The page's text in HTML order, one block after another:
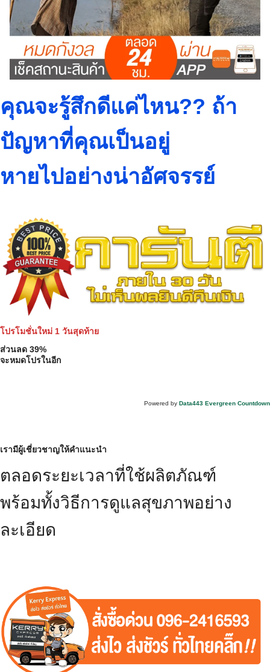
คุณจะรู้สึกดีแค่ไหน?? ถ้า
ปัญหาที่คุณเป็นอยู่
หายไปอย่างน่าอัศจรรย์
โปรโมชั่นใหม่ 1 วันสุดท้าย
ส่วนลด 39%
จะหมดโปรในอีก
Powered by Data443 Evergreen Countdown
เรามีผู้เชี่ยวชาญให้คำแนะนำ
ตลอดระยะเวลาที่ใช้ผลิตภัณฑ์
พร้อมทั้งวิธีการดูแลสุขภาพอย่าง
ละเอียด